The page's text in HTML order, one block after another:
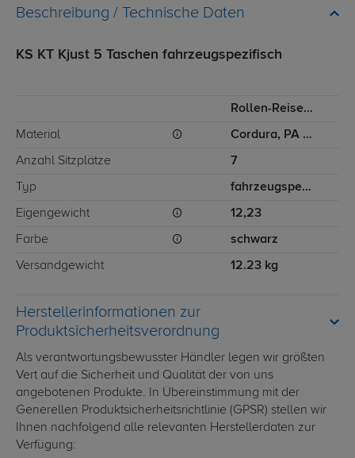
Technische Daten
KS KT Kjust 5 Taschen fahrzeugspezifisch
Rollen-Reisetasche, Flugzeughandtasche
Material Cordura, PA (Polyamid), PU (Polyurethan)
Anzahl Sitzplätze 7
Typ fahrzeugspezifisch
Eigengewicht 12,23
Farbe schwarz
Versandgewicht 12.23 kg
Herstellerinformationen zur
Produktsicherheitsverordnung
Als verantwortungsbewusster Händler legen wir größten
Vert auf die Sicherheit und Qualität der von uns
angebotenen Produkte. In Übereinstimmung mit der
Generellen Produktsicherheitsrichtlinie (GPSR) stellen wir
Ihnen nachfolgend alle relevanten Herstellerdaten zur
Verfügung: